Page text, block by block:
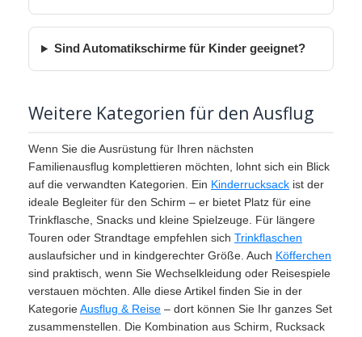
Sind Automatikschirme für Kinder geeignet?
Weitere Kategorien für den Ausflug
Wenn Sie die Ausrüstung für Ihren nächsten
Familienausflug komplettieren möchten, lohnt sich ein Blick
auf die verwandten Kategorien. Ein Kinderrucksack ist der
ideale Begleiter für den Schirm – er bietet Platz für eine
Trinkflasche, Snacks und kleine Spielzeuge. Für längere
Touren oder Strandtage empfehlen sich Trinkflaschen
auslaufsicher und in kindgerechter Größe. Auch Köfferchen
sind praktisch, wenn Sie Wechselkleidung oder Reisespiele
verstauen möchten. Alle diese Artikel finden Sie in der
KategorieAusflug & Reise – dort können Sie Ihr ganzes Set
zusammenstellen. Die Kombination aus Schirm, Rucksack